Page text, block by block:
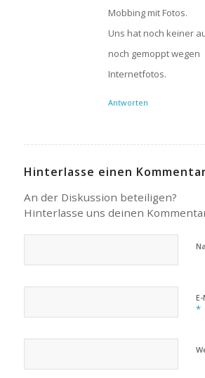
Mobbing mit Fotos.
Uns hat noch keiner
noch gemoppt wegen
Internetfotos.
Antworten
Hinterlasse einen
An der Diskussion beteiligen?
Hinterlasse uns deinen
*